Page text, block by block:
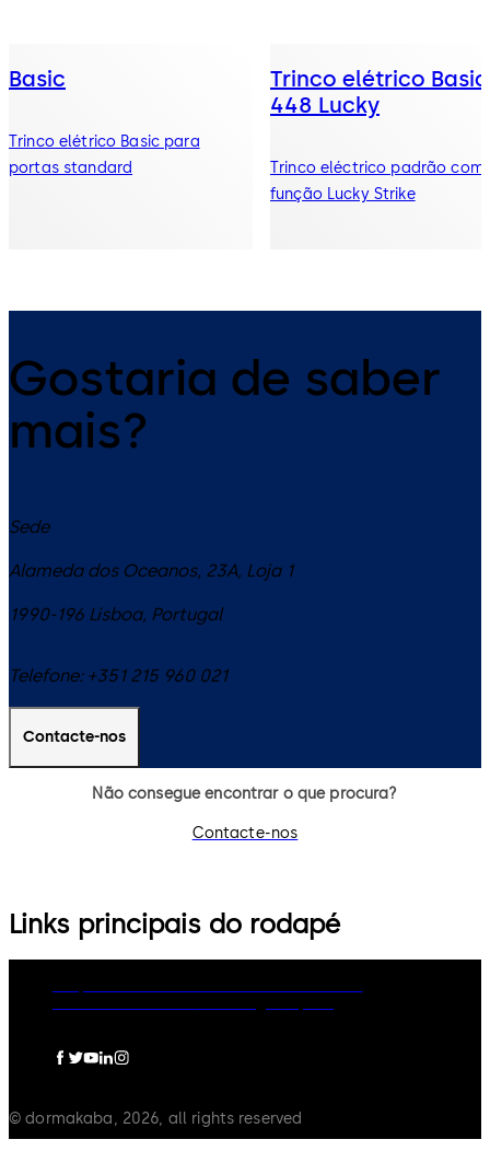
Basic
Trinco elétrico Basic para
portas standard
Trinco elétrico Basic
448 Lucky
Trinco eléctrico padrão com
função Lucky Strike
Gostaria de saber
mais?
Sede
Alameda dos Oceanos, 23A, Loja 1
1990-196 Lisboa, Portugal
Telefone: +351 215 960 021
Contacte-nos
Não consegue encontrar o que procura?
Contacte-nos
Links principais do rodapé
© dormakaba, 2026, all rights reserved